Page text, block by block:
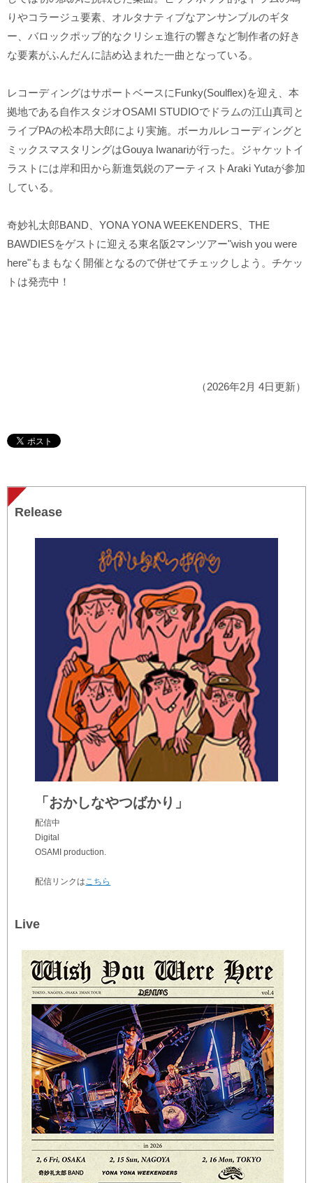
りやコラージュ要素、オルタナティブなアンサンブルのギタ
ー、バロックポップ的なクリシェ進行の響きなど制作者の好き
な要素がふんだんに詰め込まれた一曲となっている。
レコーディングはサポートベースにFunky(Soulflex)を迎え、本
拠地である自作スタジオOSAMI STUDIOでドラムの江山真司と
ライブPAの松本昂大郎により実施。ボーカルレコーディングと
ミックスマスタリングはGouya Iwanariが行った。ジャケットイ
ラストには岸和田から新進気鋭のアーティストAraki Yutaが参加
している。
奇妙礼太郎BAND、YONA YONA WEEKENDERS、THE
BAWDIESをゲストに迎える東名阪2マンツアー"wish you were
here"もまもなく開催となるので併せてチェックしよう。チケッ
トは発売中！
（2026年2月 4日更新）
Release
「おかしなやつばかり」
配信中
Digital
OSAMI production.
配信リンクは こちら
Live